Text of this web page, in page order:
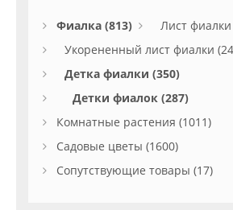
Фиалка (813)
Лист фиалки
Укорененный лист фиалки
Детка фиалки (350)
Детки фиалок (287)
Комнатные растения (1011)
Садовые цветы (1600)
Сопутствующие товары (17)